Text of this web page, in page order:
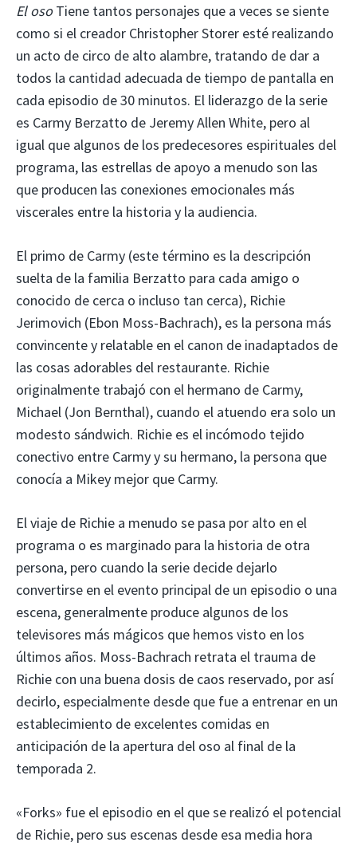
El osoTiene tantos personajes que a veces se siente
como si el creador Christopher Storer esté realizando
un acto de circo de alto alambre, tratando de dar a
todos la cantidad adecuada de tiempo de pantalla en
cada episodio de 30 minutos. El liderazgo de la serie
es Carmy Berzatto de Jeremy Allen White, pero al
igual que algunos de los predecesores espirituales del
programa, las estrellas de apoyo a menudo son las
que producen las conexiones emocionales más
viscerales entre la historia y la audiencia.
El primo de Carmy (este término es la descripción
suelta de la familia Berzatto para cada amigo o
conocido de cerca o incluso tan cerca), Richie
Jerimovich (Ebon Moss-Bachrach), es la persona más
convincente y relatable en el canon de inadaptados de
las cosas adorables del restaurante. Richie
originalmente trabajó con el hermano de Carmy,
Michael (Jon Bernthal), cuando el atuendo era solo un
modesto sándwich. Richie es el incómodo tejido
conectivo entre Carmy y su hermano, la persona que
conocía a Mikey mejor que Carmy.
El viaje de Richie a menudo se pasa por alto en el
programa o es marginado para la historia de otra
persona, pero cuando la serie decide dejarlo
convertirse en el evento principal de un episodio o una
escena, generalmente produce algunos de los
televisores más mágicos que hemos visto en los
últimos años. Moss-Bachrach retrata el trauma de
Richie con una buena dosis de caos reservado, por así
decirlo, especialmente desde que fue a entrenar en un
establecimiento de excelentes comidas en
anticipación de la apertura del oso al final de la
temporada 2.
«Forks» fue el episodio en el que se realizó el potencial
de Richie, pero sus escenas desde esa media hora